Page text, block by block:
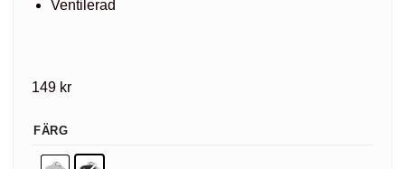
Ventilerad
149 kr
FÄRG